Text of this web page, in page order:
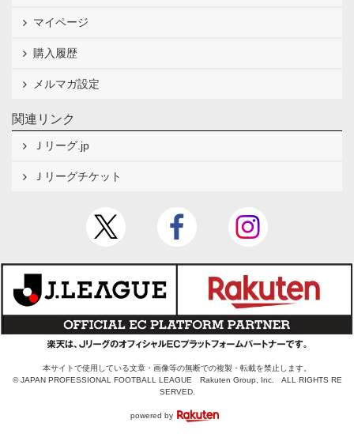
マイページ
購入履歴
メルマガ設定
関連リンク
Ｊリーグ.jp
Ｊリーグチケット
本サイトで使用している文章・画像等の無断での複製・転載を禁止します。
© JAPAN PROFESSIONAL FOOTBALL LEAGUE Rakuten Group, Inc. ALL RIGHTS RE
SERVED.
powered by